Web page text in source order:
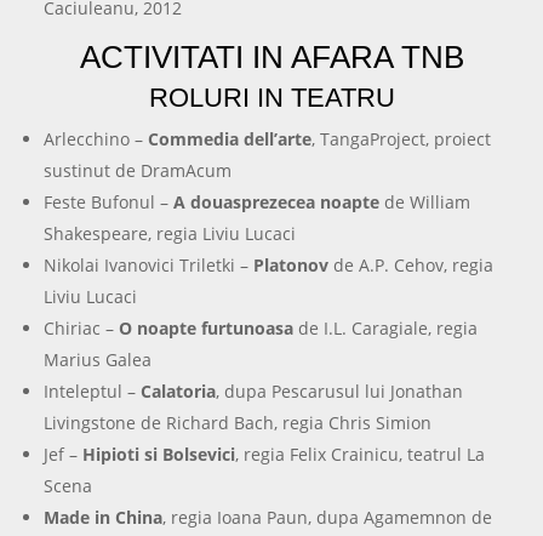
Caciuleanu, 2012
ACTIVITATI IN AFARA TNB
ROLURI IN TEATRU
Arlecchino – Commedia dell’arte, TangaProject, proiect
sustinut de DramAcum
Feste Bufonul –A douasprezecea noapte de William
Shakespeare, regia Liviu Lucaci
Nikolai Ivanovici Triletki – Platonov de A.P. Cehov, regia
Liviu Lucaci
Chiriac – O noapte furtunoasa de I.L. Caragiale, regia
Marius Galea
Inteleptul – Calatoria, dupa Pescarusul lui Jonathan
Livingstone de Richard Bach, regia Chris Simion
Jef – Hipioti si Bolsevici, regia Felix Crainicu, teatrul La
Scena
Made in China, regia Ioana Paun, dupa Agamemnon de